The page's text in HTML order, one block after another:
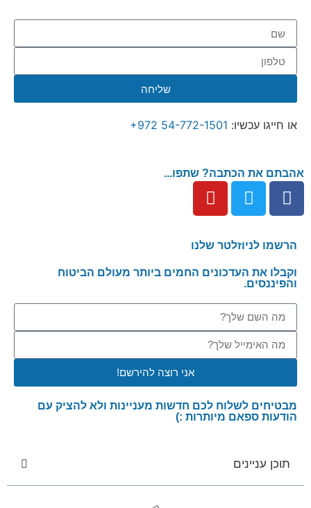
שליחה
או חייגו עכשיו: ⁦ +972 54-772-1501
אהבתם את הכתבה? שתפו...
הרשמו לניוזלטר שלנו
וקבלו את העדכונים החמים ביותר מעולם הביטוח
והפיננסים.
אני רוצה להירשם!
מבטיחים לשלוח לכם חדשות מעניינות ולא להציק עם
הודעות ספאם מיותרות :)
תוכן עניינים